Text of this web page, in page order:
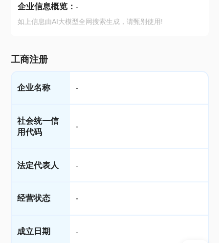
企业信息概览： -
如上信息由AI大模型全网搜索生成，请甄别使用!
工商注册
企业名称 -
社会统一信
用代码
-
法定代表人 -
经营状态 -
成立日期 -